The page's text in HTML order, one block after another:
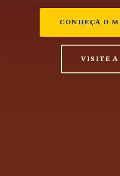
CONHEÇA O
VISITE A